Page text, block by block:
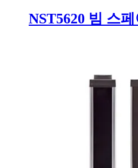
NST5620 빔 스